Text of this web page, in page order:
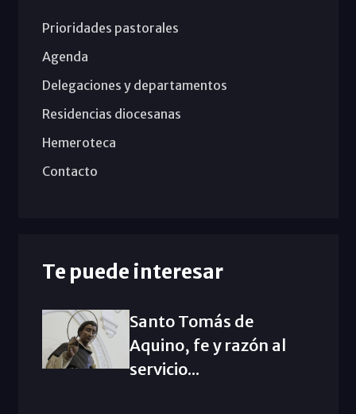
Prioridades pastorales
Agenda
Delegaciones y departamentos
Residencias diocesanas
Hemeroteca
Contacto
Te puede interesar
Santo Tomás de
Aquino, fe y razón al
servicio...